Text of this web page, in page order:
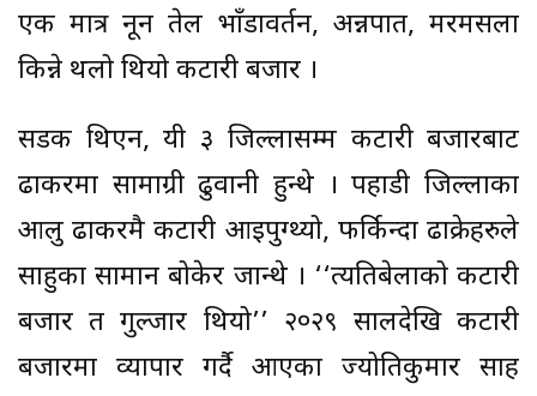
एक मात्र नून तेल भाँडावर्तन, अन्नपात, मरमसला
किन्ने थलो थियो कटारी बजार ।
सडक थिएन, यी ३ जिल्लासम्म कटारी बजारबाट
ढाकरमा सामाग्री ढुवानी हुन्थे । पहाडी जिल्लाका
आलु ढाकरमै कटारी आइपुग्थ्यो, फर्किन्दा ढाक्रेहरुले
साहुका सामान बोकेर जान्थे । ‘‘त्यतिबेलाको कटारी
बजार त गुल्जार थियो’’ २०२९ सालदेखि कटारी
बजारमा व्यापार गर्दै आएका ज्योतिकुमार साह